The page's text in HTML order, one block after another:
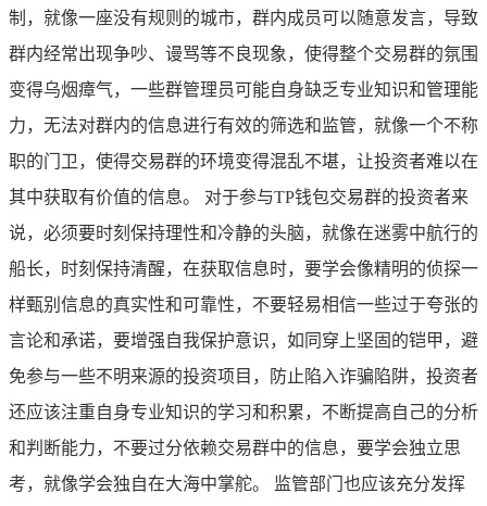
制，就像一座没有规则的城市，群内成员可以随意发言，导致
群内经常出现争吵、谩骂等不良现象，使得整个交易群的氛围
变得乌烟瘴气，一些群管理员可能自身缺乏专业知识和管理能
力，无法对群内的信息进行有效的筛选和监管，就像一个不称
职的门卫，使得交易群的环境变得混乱不堪，让投资者难以在
其中获取有价值的信息。 对于参与TP钱包交易群的投资者来
说，必须要时刻保持理性和冷静的头脑，就像在迷雾中航行的
船长，时刻保持清醒，在获取信息时，要学会像精明的侦探一
样甄别信息的真实性和可靠性，不要轻易相信一些过于夸张的
言论和承诺，要增强自我保护意识，如同穿上坚固的铠甲，避
免参与一些不明来源的投资项目，防止陷入诈骗陷阱，投资者
还应该注重自身专业知识的学习和积累，不断提高自己的分析
和判断能力，不要过分依赖交易群中的信息，要学会独立思
考，就像学会独自在大海中掌舵。 监管部门也应该充分发挥